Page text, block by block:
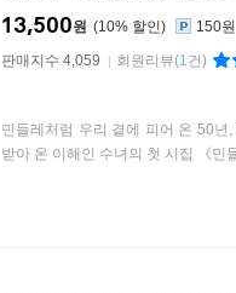
10%
13,500원
150원
판매지수 4,059
회원리뷰(1건)
민들레처럼 우리 곁에 피어 온 50
받아 온 이해인 수녀의 첫 시집 《민